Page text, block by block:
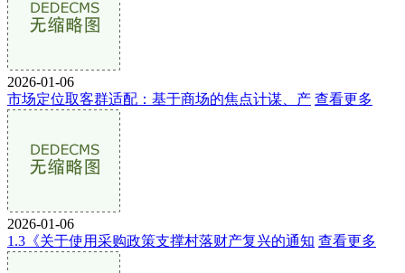
2026-01-06
市场定位取客群适配：基于商场的焦点计谋、产 查看更多
2026-01-06
1.3《关于使用采购政策支撑村落财产复兴的通知 查看更多